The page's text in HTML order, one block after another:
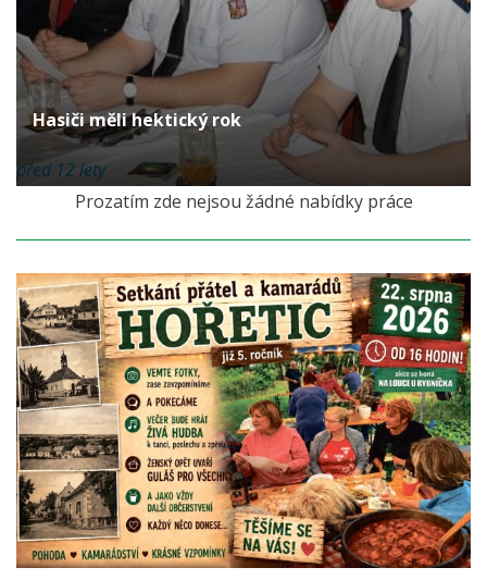
Hasiči měli hektický rok
před 12 lety
Prozatím zde nejsou žádné nabídky práce